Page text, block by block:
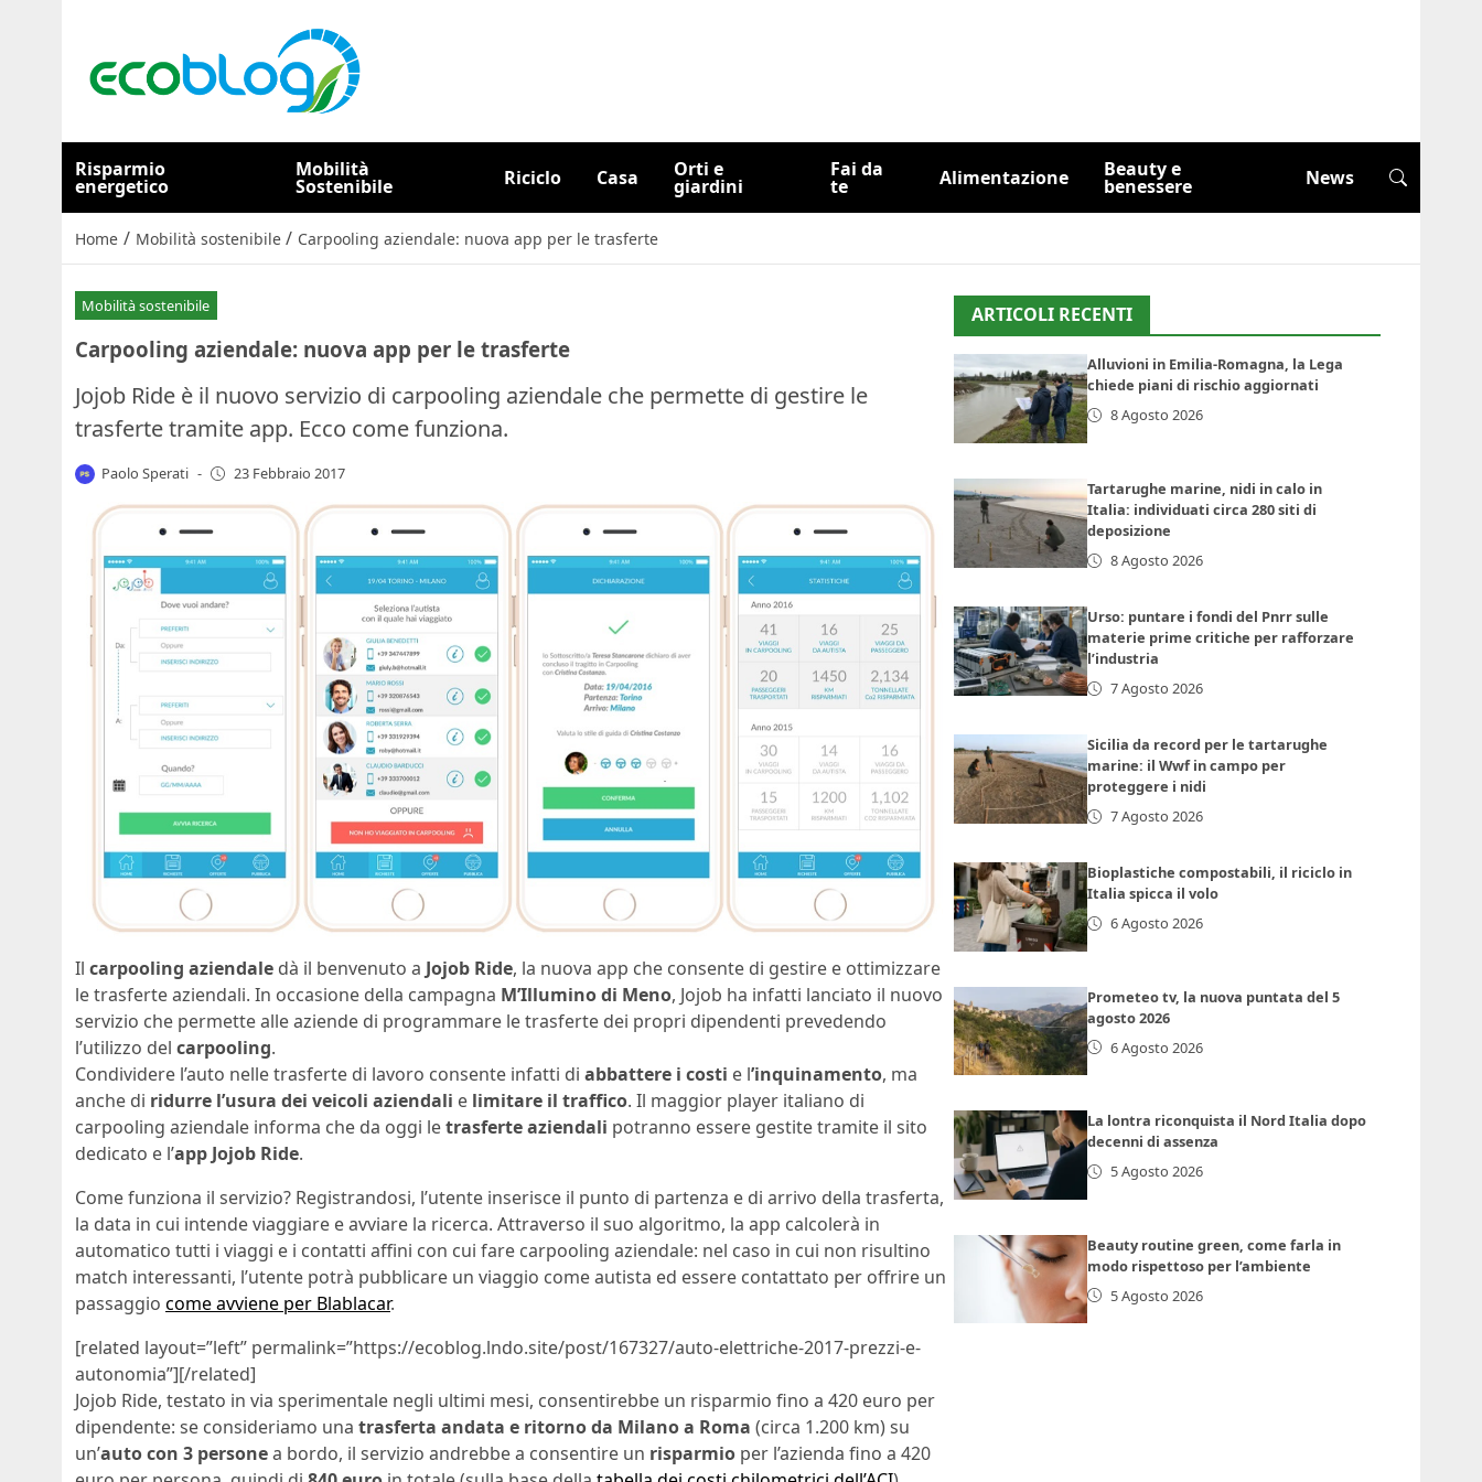
Risparmio
energetico
Mobilità
Sostenibile Riciclo Casa Orti e
giardini
Fai da
te Alimentazione Beauty e
benessere News
Home / Mobilità sostenibile / Carpooling aziendale: nuova app per le trasferte
Mobilità sostenibile
Carpooling aziendale: nuova app per le trasferte
Jojob Ride è il nuovo servizio di carpooling aziendale che permette di gestire le
trasferte tramite app. Ecco come funziona.
Paolo Sperati - 23 Febbraio 2017
Il carpooling aziendale dà il benvenuto a Jojob Ride, la nuova app che consente di gestire e ottimizzare
le trasferte aziendali. In occasione della campagna M’Illumino di Meno, Jojob ha infatti lanciato il nuovo
servizio che permette alle aziende di programmare le trasferte dei propri dipendenti prevedendo
l’utilizzo del carpooling.
Condividere l’auto nelle trasferte di lavoro consente infatti di abbattere i costi e l’inquinamento, ma
anche di ridurre l’usura dei veicoli aziendali e limitare il traffico. Il maggior player italiano di
carpooling aziendale informa che da oggi letrasferte aziendali potranno essere gestite tramite il sito
dedicato e l’app Jojob Ride.
Come funziona il servizio? Registrandosi, l’utente inserisce il punto di partenza e di arrivo della trasferta,
la data in cui intende viaggiare e avviare la ricerca. Attraverso il suo algoritmo, la app calcolerà in
automatico tutti i viaggi e i contatti affini con cui fare carpooling aziendale: nel caso in cui non risultino
match interessanti, l’utente potrà pubblicare un viaggio come autista ed essere contattato per offrire un
passaggio come avviene per Blablacar.
[related layout=”left” permalink=”https://ecoblog.lndo.site/post/167327/auto-elettriche-2017-prezzi-e-
autonomia”][/related]
Jojob Ride, testato in via sperimentale negli ultimi mesi, consentirebbe un risparmio fino a 420 euro per
dipendente: se consideriamo una trasferta andata e ritorno da Milano a Roma (circa 1.200 km) su
un’auto con 3 personea bordo, il servizio andrebbe a consentire un risparmio per l’azienda fino a 420
ARTICOLI RECENTI
Alluvioni in Emilia-Romagna, la Lega
chiede piani di rischio aggiornati
8 Agosto 2026
Tartarughe marine, nidi in calo in
Italia: individuati circa 280 siti di
deposizione
8 Agosto 2026
Urso: puntare i fondi del Pnrr sulle
materie prime critiche per rafforzare
l’industria
7 Agosto 2026
Sicilia da record per le tartarughe
marine: il Wwf in campo per
proteggere i nidi
7 Agosto 2026
Bioplastiche compostabili, il riciclo in
Italia spicca il volo
6 Agosto 2026
Prometeo tv, la nuova puntata del 5
agosto 2026
6 Agosto 2026
La lontra riconquista il Nord Italia dopo
decenni di assenza
5 Agosto 2026
Beauty routine green, come farla in
modo rispettoso per l’ambiente
5 Agosto 2026